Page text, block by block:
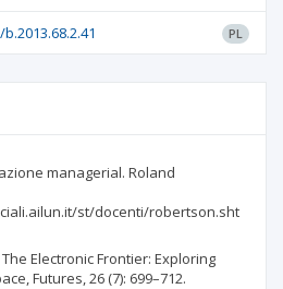
PL
managerial. Roland
st/docenti/robertson.sht
The Electronic Frontier: Exploring
Futures, 26 (7): 699–712.